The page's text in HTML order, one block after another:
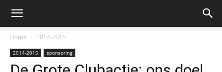
Home 2014-2015
2014-2015 sponsoring